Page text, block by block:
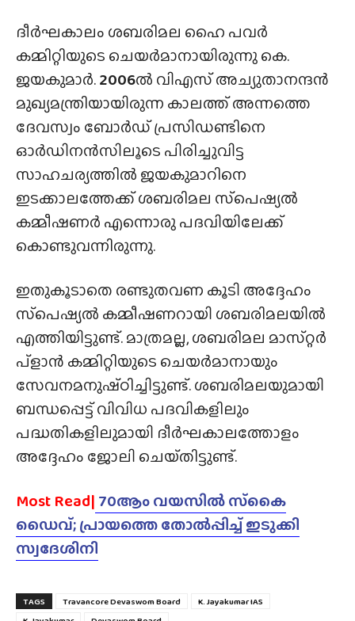
ദീർഘകാലം ശബരിമല ഹൈ പവർ
കമ്മിറ്റിയുടെ ചെയർമാനായിരുന്നു കെ.
ജയകുമാർ.2006ൽ വിഎസ് അച്യുതാനന്ദൻ
മുഖ്യമന്ത്രിയായിരുന്ന കാലത്ത് അന്നത്തെ
ദേവസ്വം ബോർഡ് പ്രസിഡണ്ടിനെ
ഓർഡിനൻസിലൂടെ പിരിച്ചുവിട്ട
സാഹചര്യത്തിൽ ജയകുമാറിനെ
ഇടക്കാലത്തേക്ക് ശബരിമല സ്‌പെഷ്യൽ
കമ്മീഷണർ എന്നൊരു പദവിയിലേക്ക്
കൊണ്ടുവന്നിരുന്നു.
ഇതുകൂടാതെ രണ്ടുതവണ കൂടി അദ്ദേഹം
സ്‌പെഷ്യൽ കമ്മീഷണറായി ശബരിമലയിൽ
എത്തിയിട്ടുണ്ട്. മാത്രമല്ല, ശബരിമല മാസ്‌റ്റർ
പ്ളാൻ കമ്മിറ്റിയുടെ ചെയർമാനായും
സേവനമനുഷ്‌ഠിച്ചിട്ടുണ്ട്. ശബരിമലയുമായി
ബന്ധപ്പെട്ട് വിവിധ പദവികളിലും
പദ്ധതികളിലുമായി ദീർഘകാലത്തോളം
അദ്ദേഹം ജോലി ചെയ്‌തിട്ടുണ്ട്‌.
Most Read| 70ആം വയസിൽ സ്‌കൈ
ഡൈവ്; പ്രായത്തെ തോൽപ്പിച്ച് ഇടുക്കി
സ്വദേശിനി
TAGS Travancore Devaswom Board
K. Jayakumar IAS